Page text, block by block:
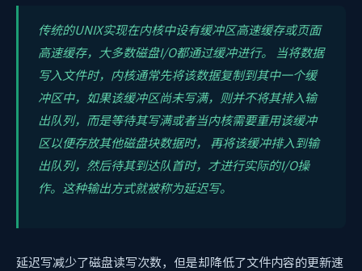
传统的UNIX实现在内核中设有缓冲区高速缓存或页面
高速缓存，大多数磁盘I/O都通过缓冲进行。 当将数据
写入文件时，内核通常先将该数据复制到其中一个缓
冲区中，如果该缓冲区尚未写满，则并不将其排入输
出队列，而是等待其写满或者当内核需要重用该缓冲
区以便存放其他磁盘块数据时， 再将该缓冲排入到输
出队列，然后待其到达队首时，才进行实际的I/O操
作。这种输出方式就被称为延迟写。
延迟写减少了磁盘读写次数，但是却降低了文件内容的更新速